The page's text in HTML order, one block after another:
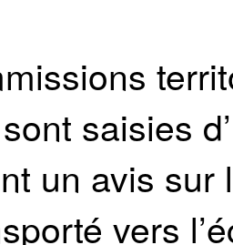
saisies
un avis sur
vers